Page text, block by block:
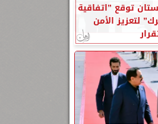
توقع ”اتفاقية
لتعزيز الأمن